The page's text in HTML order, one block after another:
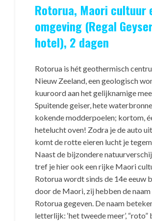
Rotorua, Maori cultuur
omgeving (Regal
hotel), 2 dagen
Rotorua is hét geothermisch
Nieuw Zeeland, een geologisch
kuuroord aan het gelijknamige
Spuitende geiser, hete
kokende modderpoelen; kortom,
hetelucht oven! Zodra je de auto
komt de rotte eieren lucht je
Naast de bijzondere
tref je hier ook een rijke Maori
Rotorua wordt sinds de 14e eeuw
door de Maori, zij hebben de naam
Rotorua gegeven. De naam
letterlijk: ‘het tweede meer’, “roto”